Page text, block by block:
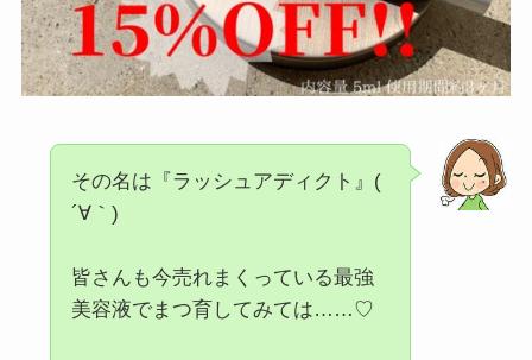
その名は『ラッシュアディクト』(
´∀｀)
皆さんも今売れまくっている最強
美容液でまつ育してみては……♡